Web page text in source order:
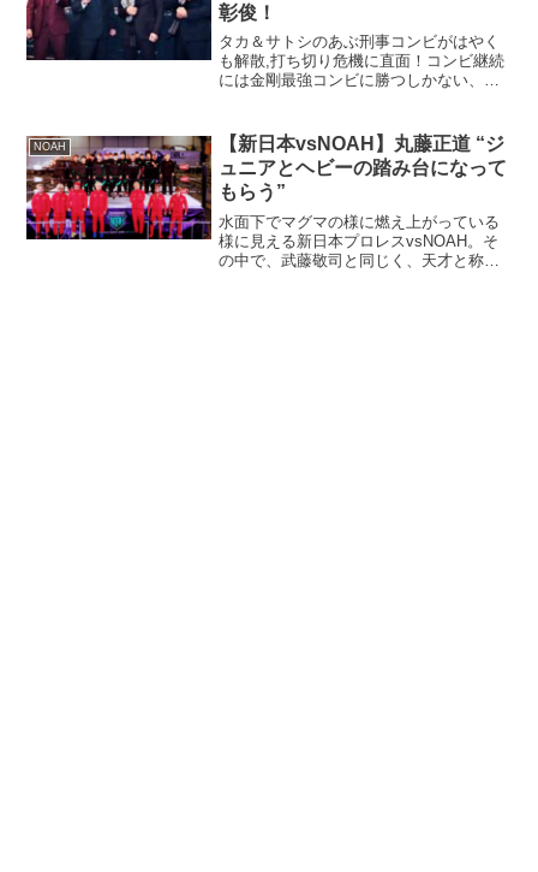
彰俊！
タカ＆サトシのあぶ刑事コンビがはやく
も解散,打ち切り危機に直面！コンビ継続
には金剛最強コンビに勝つしかない、い
NOAH
【新日本vsNOAH】丸藤正道 “ジ
ュニアとヘビーの踏み台になって
もらう”
水面下でマグマの様に燃え上がっている
様に見える新日本プロレスvsNOAH。そ
の中で、武藤敬司と同じく、天才と称さ